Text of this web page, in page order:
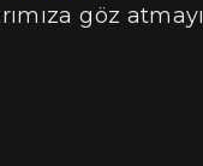
göz atmayı